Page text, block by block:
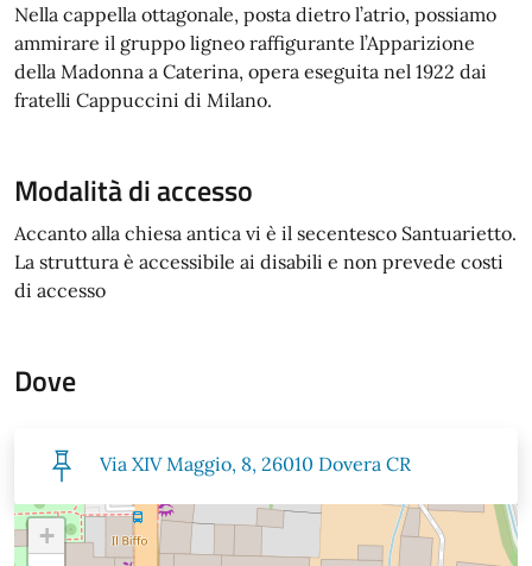
Nella cappella ottagonale, posta dietro l’atrio, possiamo
ammirare il gruppo ligneo raffigurante l’Apparizione
della Madonna a Caterina, opera eseguita nel 1922 dai
fratelli Cappuccini di Milano.
Modalità di accesso
Accanto alla chiesa antica vi è il secentesco Santuarietto.
La struttura è accessibile ai disabili e non prevede costi
di accesso
Dove
Via XIV Maggio, 8, 26010 Dovera CR
+